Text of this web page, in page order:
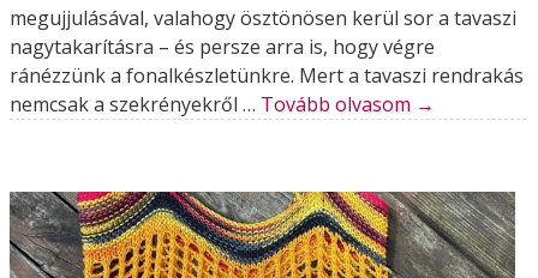
megujjulásával, valahogy ösztönösen kerül sor a tavaszi
nagytakarításra – és persze arra is, hogy végre
ránézzünk a fonalkészletünkre. Mert a tavaszi rendrakás
nemcsak a szekrényekről … Tovább olvasom →